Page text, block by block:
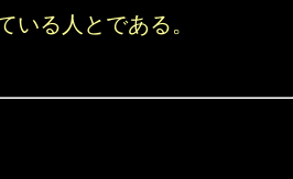
いる人とである。